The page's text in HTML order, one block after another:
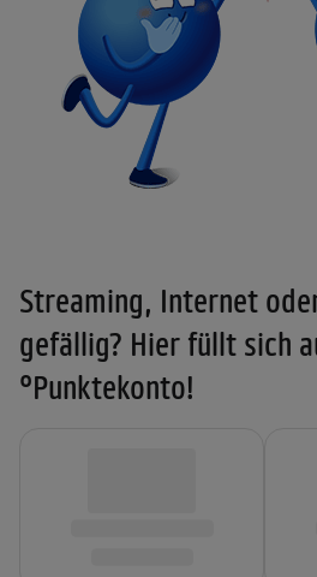
Streaming, Internet
gefällig? Hier füllt sich
°Punktekonto!